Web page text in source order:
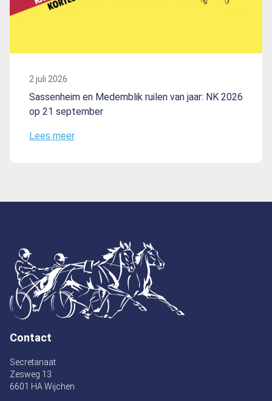
2 juli 2026
Sassenheim en Medemblik ruilen van jaar: NK 2026
op 21 september
Lees meer
Contact
Secretariaat
Zesweg 13
6601 HA Wijchen